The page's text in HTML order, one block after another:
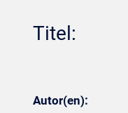
Titel:
Autor(en):